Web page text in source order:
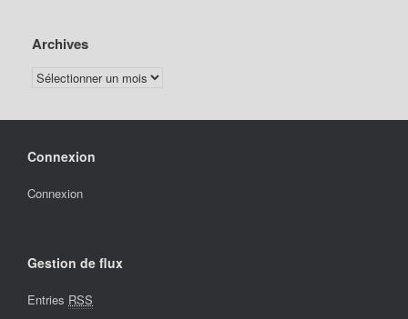
Archives
Archives
Connexion
Connexion
Gestion de flux
Entries RSS